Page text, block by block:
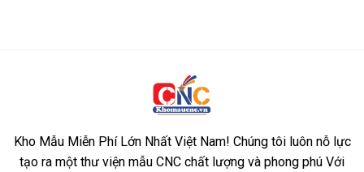
Kho Mẫu Miễn Phí Lớn Nhất Việt Nam! Chúng tôi luôn nỗ lực
tạo ra một thư viện mẫu CNC chất lượng và phong phú Với